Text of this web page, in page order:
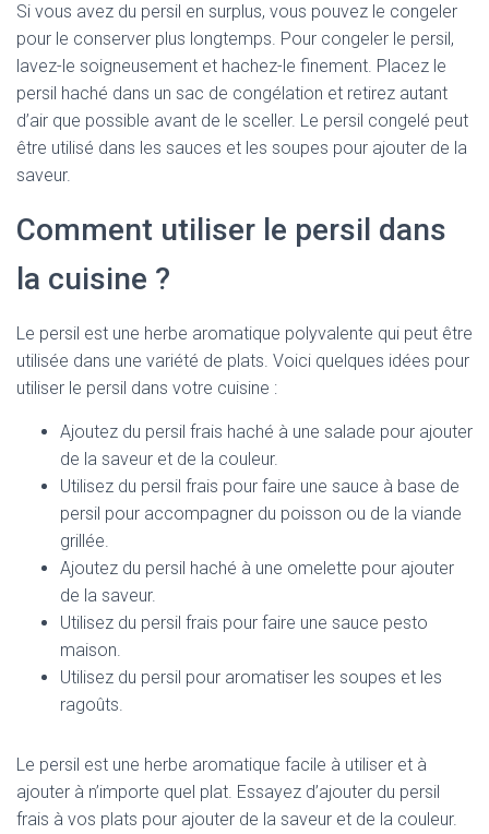
Si vous avez du persil en surplus, vous pouvez le congeler
pour le conserver plus longtemps. Pour congeler le persil,
lavez-le soigneusement et hachez-le finement. Placez le
persil haché dans un sac de congélation et retirez autant
d’air que possible avant de le sceller. Le persil congelé peut
être utilisé dans les sauces et les soupes pour ajouter de la
saveur.
Comment utiliser le persil dans
la cuisine ?
Le persil est une herbe aromatique polyvalente qui peut être
utilisée dans une variété de plats. Voici quelques idées pour
utiliser le persil dans votre cuisine :
Ajoutez du persil frais haché à une salade pour ajouter
de la saveur et de la couleur.
Utilisez du persil frais pour faire une sauce à base de
persil pour accompagner du poisson ou de la viande
grillée.
Ajoutez du persil haché à une omelette pour ajouter
de la saveur.
Utilisez du persil frais pour faire une sauce pesto
maison.
Utilisez du persil pour aromatiser les soupes et les
ragoûts.
Le persil est une herbe aromatique facile à utiliser et à
ajouter à n’importe quel plat. Essayez d’ajouter du persil
frais à vos plats pour ajouter de la saveur et de la couleur.